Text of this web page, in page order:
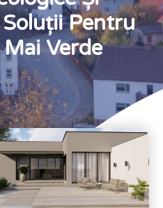
Pentru
Verde